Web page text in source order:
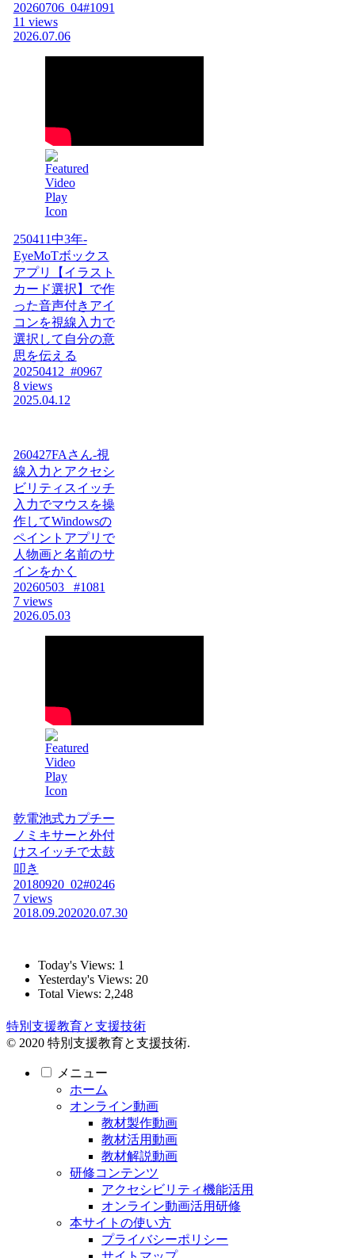
20260706_04#1091
11 views
2026.07.06
250411中3年-
EyeMoTボックス
アプリ【イラスト
カード選択】で作
った音声付きアイ
コンを視線入力で
選択して自分の意
思を伝える
20250412_#0967
8 views
2025.04.12
260427FAさん-視
線入力とアクセシ
ビリティスイッチ
入力でマウスを操
作してWindowsの
ペイントアプリで
人物画と名前のサ
インをかく
20260503_ #1081
7 views
2026.05.03
乾電池式カプチー
ノミキサーと外付
けスイッチで太鼓
叩き
20180920_02#0246
7 views
2018.09.202020.07.30
Today's Views: 1
Yesterday's Views: 20
Total Views: 2,248
特別支援教育と支援技術
© 2020 特別支援教育と支援技術.
メニュー
ホーム
オンライン動画
教材製作動画
教材活用動画
教材解説動画
研修コンテンツ
アクセシビリティ機能活用
オンライン動画活用研修
本サイトの使い方
プライバシーポリシー